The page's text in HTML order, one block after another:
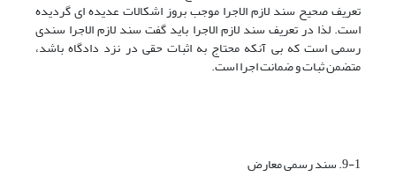
تعریف صحیح سند لازم الاجرا موجب بروز اشکالات عدیده ای گردیده
است. لذا در تعریف سند لازم الاجرا باید گفت سند لازم الاجرا سندی
رسمی است که بی آنکه محتاج به اثبات حقی در نزد دادگاه باشد،
متضمن ثبات و ضمانت اجرا است.
9-1. سند رسمی معارض